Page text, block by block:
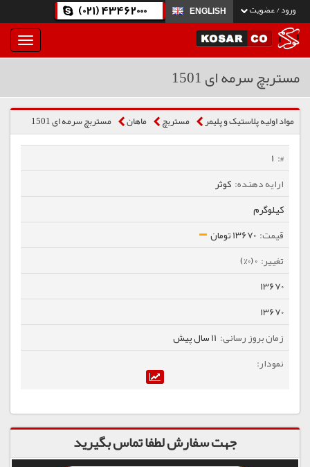
ورود / عضویت ENGLISH
(021) 43462000
بار
و
مستربچ سرمه ای 1501
مواد اولیه پلاستیک و پلیمر مستربچ ماهان مستربچ سرمه ای 1501
1
کوثر
کیلوگرم
13670 تومان
0 (0%)
13670
13670
11 سال پیش
جهت سفارش لطفا تماس بگیرید